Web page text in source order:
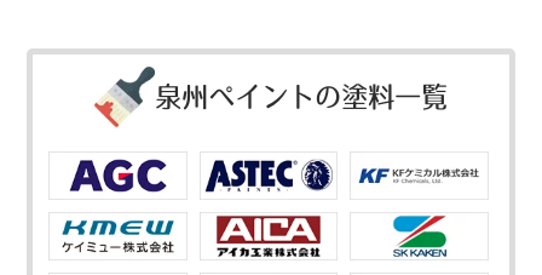
泉州ペイントの塗料一覧